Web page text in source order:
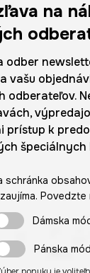
na
odber
vašu
odberateľov.
prístup k
špeciálnych
schránka
Povedzte
Dámska
Pánska